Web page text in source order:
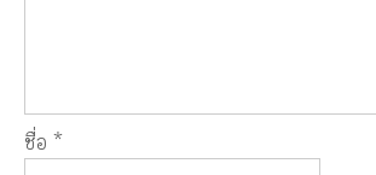
ชื่อ *